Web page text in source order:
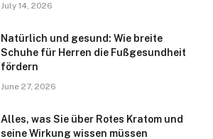
July 14, 2026
Natürlich und gesund: Wie breite
Schuhe für Herren die Fußgesundheit
fördern
June 27, 2026
Alles, was Sie über Rotes Kratom und
seine Wirkung wissen müssen